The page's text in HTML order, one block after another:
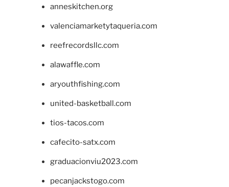
anneskitchen.org
valenciamarketytaqueria.com
reefrecordsllc.com
alawaffle.com
aryouthfishing.com
united-basketball.com
tios-tacos.com
cafecito-satx.com
graduacionviu2023.com
pecanjackstogo.com